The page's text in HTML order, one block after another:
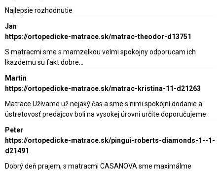
Najlepsie rozhodnutie
Jan
https://ortopedicke-matrace.sk/matrac-theodor-d13751
S matracmi sme s mamzelkou velmi spokojny odporucam ich
lkazdemu su fakt dobre…
Martin
https://ortopedicke-matrace.sk/matrac-kristina-11-d21263
Matrace Užívame už nejaký čas a sme s nimi spokojní dodanie a
ústretovosť predajcov boli na vysokej úrovni určite doporučujeme
Peter
https://ortopedicke-matrace.sk/pingui-roberts-diamonds-1--1-
d21491
Dobrý deň prajem, s matracmi CASANOVA sme maximálme